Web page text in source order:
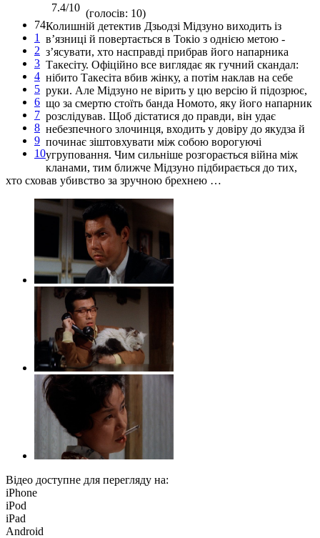
74
1
2
3
4
5
6
7
8
9
10
7.4/10 (голосів: 10)
Колишній детектив Дзьодзі Мідзуно виходить із
в’язниці й повертається в Токіо з однією метою -
з’ясувати, хто насправді прибрав його напарника
Такесіту. Офіційно все виглядає як гучний скандал:
нібито Такесіта вбив жінку, а потім наклав на себе
руки. Але Мідзуно не вірить у цю версію й підозрює,
що за смертю стоїть банда Номото, яку його напарник
розслідував. Щоб дістатися до правди, він удає
небезпечного злочинця, входить у довіру до якудза й
починає зіштовхувати між собою ворогуючі
угруповання. Чим сильніше розгорається війна між
кланами, тим ближче Мідзуно підбирається до тих,
хто сховав убивство за зручною брехнею …
Відео доступне для перегляду на:
iPhone
iPod
iPad
Android